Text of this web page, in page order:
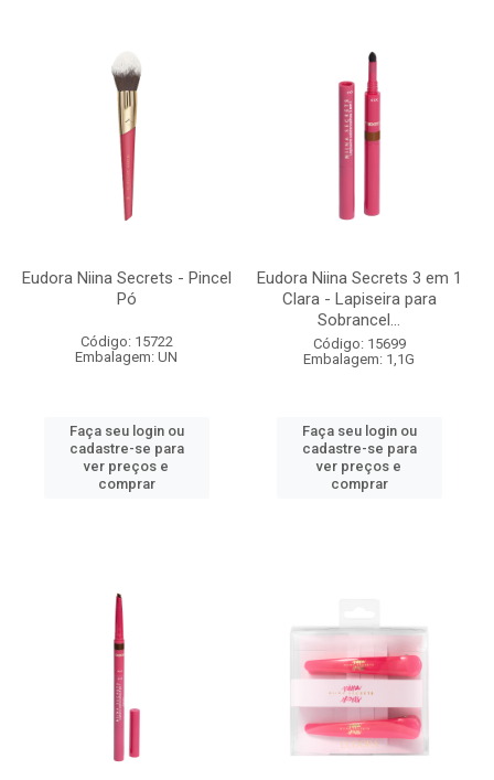
Eudora Niina Secrets - Pincel
Pó
Código: 15722
Embalagem: UN
Faça seu login ou
cadastre-se para
ver preços e
comprar
Eudora Niina Secrets 3 em 1
Clara - Lapiseira para
Sobrancel...
Código: 15699
Embalagem: 1,1G
Faça seu login ou
cadastre-se para
ver preços e
comprar